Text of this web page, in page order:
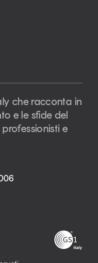
che racconta in
e le sfide del
e